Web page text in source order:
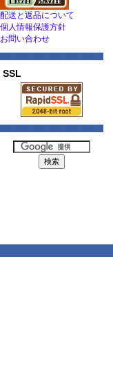
配送と返品について
個人情報保護方針
お問い合わせ
SSL